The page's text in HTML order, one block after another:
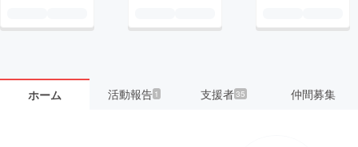
ホーム 活動報告 1 支援者35 仲間募集